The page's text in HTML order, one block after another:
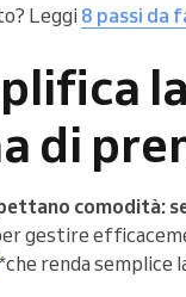
Leggi 8 passi da
di
comodità:
gestire
renda semplice